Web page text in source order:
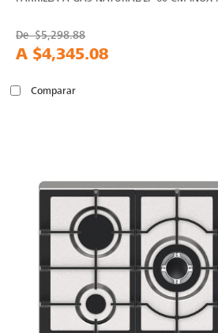
De$5,298.88
A $4,345.08
Comparar